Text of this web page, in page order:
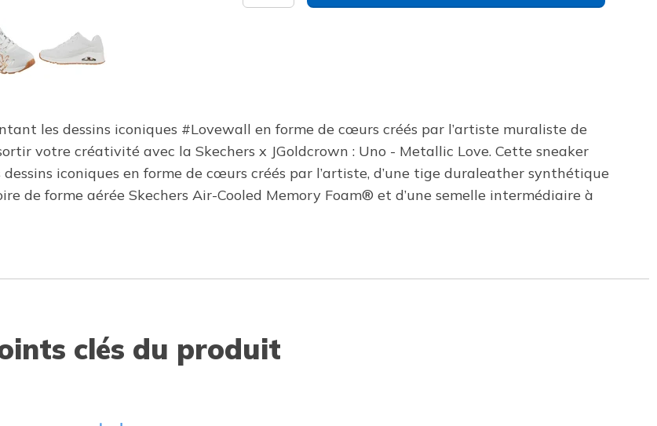
les dessins iconiques #Lovewall en forme de cœurs créés par l’artiste muraliste de
votre créativité avec la Skechers x JGoldcrown : Uno - Metallic Love. Cette sneaker
iconiques en forme de cœurs créés par l’artiste, d’une tige duraleather synthétique
de forme aérée Skechers Air-Cooled Memory Foam® et d’une semelle intermédiaire à
clés du produit